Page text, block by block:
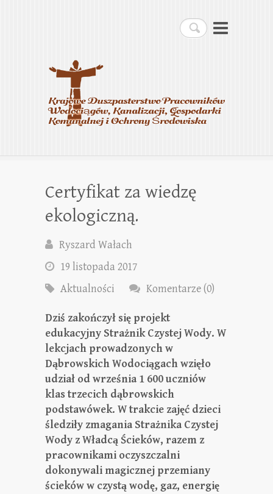
Szukaj
Krajowe Duszpasterstwo
Pracowników
Wodociągów, Kanalizacji,
Gospodarki Komunalnej i
Ochrony Środowiska
Certyfikat za wiedzę
ekologiczną.
Ryszard Wałach
19 listopada 2017
Aktualności
Komentarze (0)
Dziś zakończył się projekt
edukacyjny Strażnik Czystej Wody. W
lekcjach prowadzonych w
Dąbrowskich Wodociągach wzięło
udział od września 1 600 uczniów
klas trzecich dąbrowskich
podstawówek. W trakcie zajęć dzieci
śledziły zmagania Strażnika Czystej
Wody z Władcą Ścieków, razem z
pracownikami oczyszczalni
dokonywali magicznej przemiany
ścieków w czystą wodę, gaz, energię